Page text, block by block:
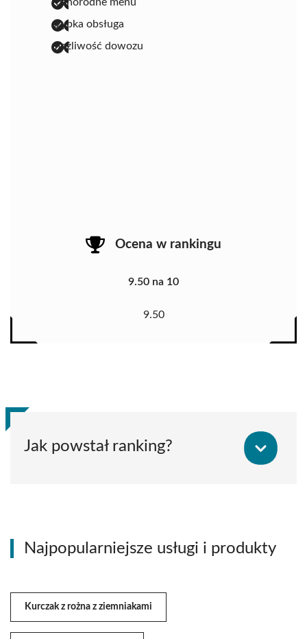
szybka obsługa
możliwość dowozu
Ocena w rankingu
9.50 na 10
9.50
Jak powstał ranking?
Najpopularniejsze usługi i produkty
Kurczak z rożna z ziemniakami